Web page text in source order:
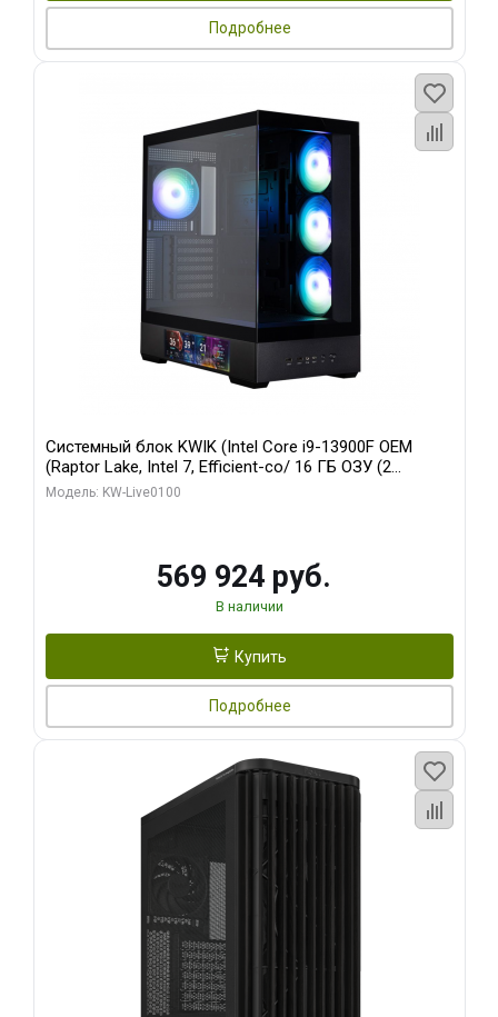
Подробнее
Системный блок KWIK (Intel Core i9-13900F OEM
(Raptor Lake, Intel 7, Efficient-co/ 16 ГБ ОЗУ (2
модуля)/ Afox RTX4090 24GB GDDR6X 384-Bit 3xDP
Модель: KW-Live0100
569 924 руб.
В наличии
Купить
Подробнее